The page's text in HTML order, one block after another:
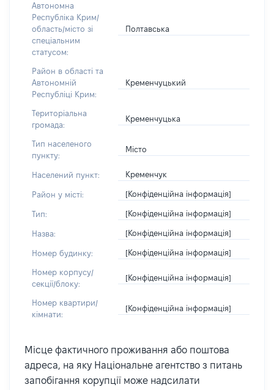
Автономна
Республіка Крим/
область/місто зі
спеціальним
статусом:
Полтавська
Район в області та
Автономній
Республіці Крим:
Кременчуцький
Територіальна
громада:
Кременчуцька
Тип населеного
пункту:
Місто
Населений пункт: Кременчук
Район у місті: [Конфіденційна інформація]
Тип: [Конфіденційна інформація]
Назва: [Конфіденційна інформація]
Номер будинку: [Конфіденційна інформація]
Номер корпусу/
секції/блоку:
[Конфіденційна інформація]
Номер квартири/
кімнати:
[Конфіденційна інформація]
Місце фактичного проживання або поштова
адреса, на яку Національне агентство з питань
запобігання корупції може надсилати